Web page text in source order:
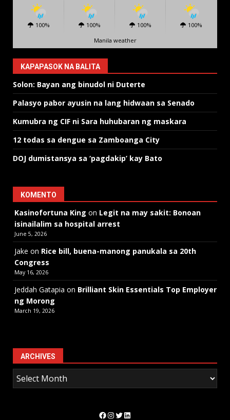
100% 100% 100% 100%
Manila weather
KAPAPASOK NA BALITA
Solon: Bayan ang binudol ni Duterte
Palasyo pabor ayusin na lang hidwaan sa Senado
Kumubra ng CIF ni Sara huhubaran ng maskara
12 todas sa dengue sa Zamboanga City
DOJ dumistansya sa ‘pagdakip’ kay Bato
KOMENTO
Kasinofortuna King on Legit na may sakit: Bonoan
isinailalim sa hospital arrest
June 5, 2026
Jake on Rice bill, buena-manong panukala sa 20th
Congress
May 16, 2026
Jeddah Gatapia on Brilliant Skin Essentials Top Employer
ng Morong
March 19, 2026
ARCHIVES
Facebook
Instagram
Twitter
LinkedIn